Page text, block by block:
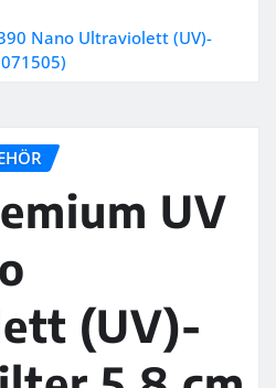
Nano Ultraviolett (UV)-
UV
(UV)-